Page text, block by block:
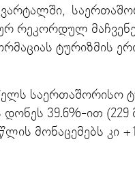
რეკორდულ
ტურიზმის
საერთაშორისო
39.6%-ით (229
მონაცემებს კი